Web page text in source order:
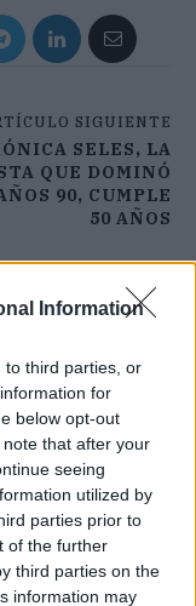
Information
to third parties, or
for
below opt-out
that after your
seeing
utilized by
parties prior to
of the further
third parties on the
information may
SIGUIENTE
SELES, LA
QUE DOMINÓ
90, CUMPLE
50 AÑOS